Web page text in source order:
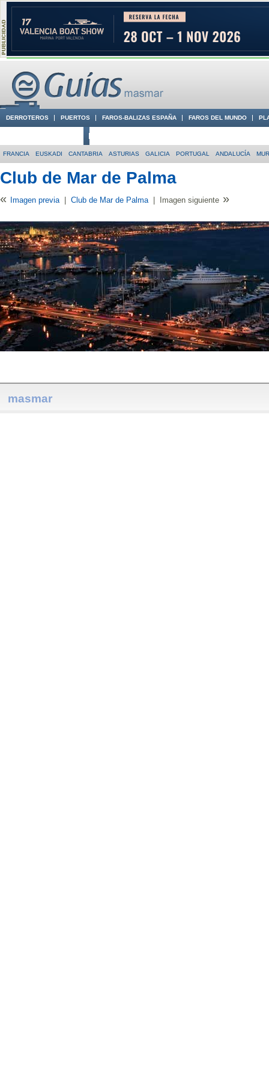
DERROTEROS PUERTOS FAROS-BALIZAS ESPAÑA FAROS DEL MUNDO
FRANCIA EUSKADI CANTABRIA ASTURIAS GALICIA PORTUGAL ANDALUCÍA
Club de Mar de Palma
« Imagen previa | Club de Mar de Palma | Imagen siguiente »
masmar